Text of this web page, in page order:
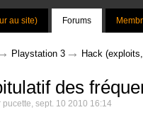
au site) Forums
Playstation 3 → Hack
des
pucette, sept. 10 2010 16:14